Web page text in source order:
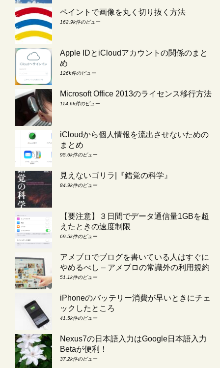
ペイントで画像を丸く切り抜く方法
162.9k件のビュー
Apple IDとiCloudアカウントの関係のまと
め
126k件のビュー
Microsoft Office 2013のライセンス移行方法
114.6k件のビュー
iCloudから個人情報を流出させないための
まとめ
95.6k件のビュー
見えないゴリラ|『錯覚の科学』
84.9k件のビュー
【要注意】３日間でデータ通信量1GBを超
えたときの速度制限
69.5k件のビュー
アメブロでブログを書いている人はすぐに
やめるべし – アメブロの常識外の利用規約
51.1k件のビュー
iPhoneのバッテリー消費が早いときにチェ
ックしたところ
41.5k件のビュー
Nexus7の日本語入力はGoogle日本語入力
Betaが便利！
37.2k件のビュー